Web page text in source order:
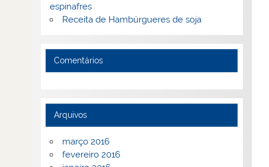
espinafres
Receita de Hambúrgueres de soja
Comentários
Arquivos
março 2016
fevereiro 2016